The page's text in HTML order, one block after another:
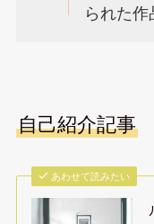
られた作
自己紹介記事
あわせて読みたい